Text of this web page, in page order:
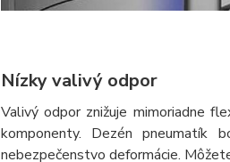
Nízky valivý odpor
Valivý odpor znižuje mimoriadne
komponenty. Dezén pneumatík
nebezpečenstvo deformácie.